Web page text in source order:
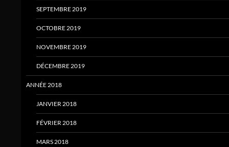
SEPTEMBRE 2019
OCTOBRE 2019
NOVEMBRE 2019
DÉCEMBRE 2019
ANNÉE 2018
JANVIER 2018
FÉVRIER 2018
MARS 2018